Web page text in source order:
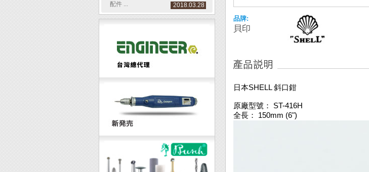
配件 ...
2018.03.28
品牌:
貝印
日本SHELL 斜口鉗
原廠型號： ST-416H
全長： 150mm (6")